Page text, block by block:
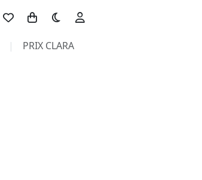
Toggle theme
PRIX CLARA